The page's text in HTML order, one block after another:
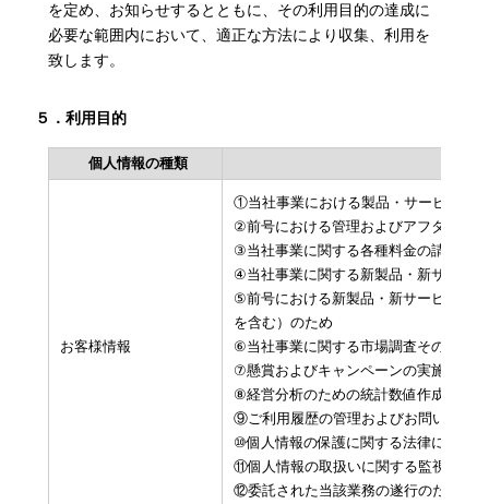
を定め、お知らせするとともに、その利用目的の達成に
必要な範囲内において、適正な方法により収集、利用を
致します。
５．利用目的
個人情報の種類
お客様情報
①当社事業における製品・サービスの
②前号における管理およびアフターサ
③当社事業に関する各種料金の請求お
④当社事業に関する新製品・新サービ
⑤前号における新製品・新サービスに
を含む）のため
⑥当社事業に関する市場調査その他調
⑦懸賞およびキャンペーンの実施のため
⑧経営分析のための統計数値作成およ
⑨ご利用履歴の管理およびお問い合わ
⑩個人情報の保護に関する法律に基づ
⑪個人情報の取扱いに関する監視およ
⑫委託された当該業務の遂行のため